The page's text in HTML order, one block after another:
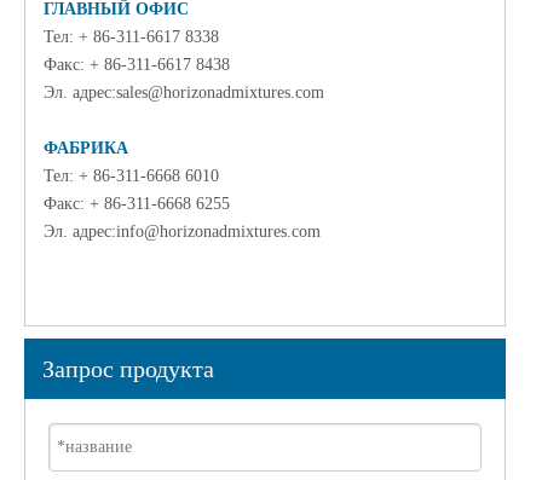
ГЛАВНЫЙ ОФИС
Тел: + 86-311-6617 8338
Факс: + 86-311-6617 8438
Эл. адрес:sales@horizonadmixtures.com
ФАБРИКА
Тел: + 86-311-6668 6010
Факс: + 86-311-6668 6255
Эл. адрес:info@horizonadmixtures.com
Запрос продукта